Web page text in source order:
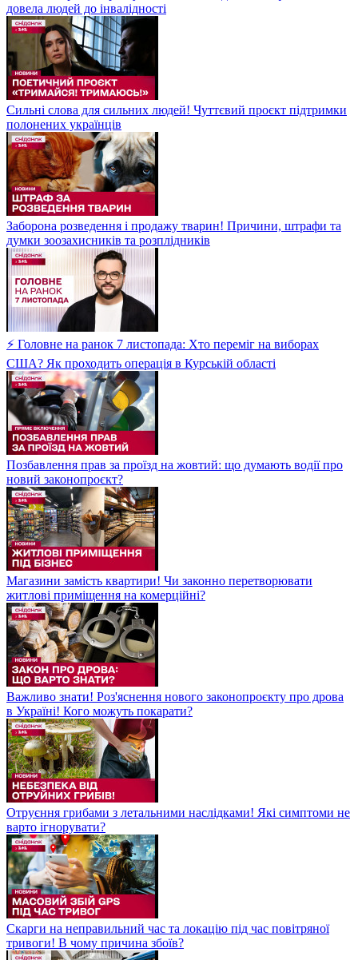
довела людей до інвалідності
Сильні слова для сильних людей! Чуттєвий проєкт підтримки
полонених українців
Заборона розведення і продажу тварин! Причини, штрафи та
думки зоозахисників та розплідників
⚡ Головне на ранок 7 листопада: Хто переміг на виборах
США? Як проходить операція в Курській області
Позбавлення прав за проїзд на жовтий: що думають водії про
новий законопроєкт?
Магазини замість квартири! Чи законно перетворювати
житлові приміщення на комерційні?
Важливо знати! Роз'яснення нового законопроєкту про дрова
в Україні! Кого можуть покарати?
Отруєння грибами з летальними наслідками! Які симптоми не
варто ігнорувати?
Скарги на неправильний час та локацію під час повітряної
тривоги! В чому причина збоїв?